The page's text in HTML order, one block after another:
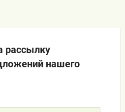
рассылку
нашего